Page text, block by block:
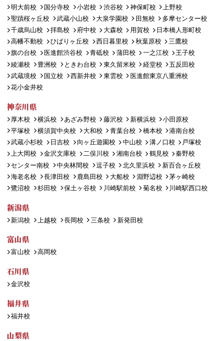
明大前校 国分寺校 小岩校 渋谷校 神保町校
上野校
聖蹟桜ヶ丘校
武蔵小山校 大泉学園校 田無校
多摩センター校
千歳烏山校
拝島校 府中校 大森校 用賀校
日本橋人形町校
高幡不動校
ひばりヶ丘校 西日暮里校 秋葉原校
三鷹校
旗の台校
医進館渋谷校 青砥校 蒲田校 一之江校
王子校
綾瀬校
豊洲校 ときわ台校 東久留米校 経堂校
五反田校
武蔵境校
国立校 西新井校 東雲校
医進館東京八重洲校
花小金井校
神奈川県
厚木校 横浜校 あざみ野校 藤沢校 新横浜校
小田原校
平塚校
横須賀中央校 大和校 青葉台校 橋本校
港南台校
武蔵小杉校
日吉校 向ヶ丘遊園校 中山校 溝ノ口校
戸塚校
上大岡校
金沢文庫校 二俣川校 湘南台校 鶴見校
秦野校
センター南校
中央林間校 逗子校 北久里浜校
新百合ヶ丘校
海老名校
長津田校 鹿島田校 大船校 淵野辺校
茅ヶ崎校
鷺沼校
杉田校 保土ヶ谷校 川崎駅前校 菊名校 川崎駅西口校
新潟県
新潟校 上越校 長岡校 三条校 新発田校
富山県
富山校 高岡校
石川県
金沢校
福井県
福井校
山梨県